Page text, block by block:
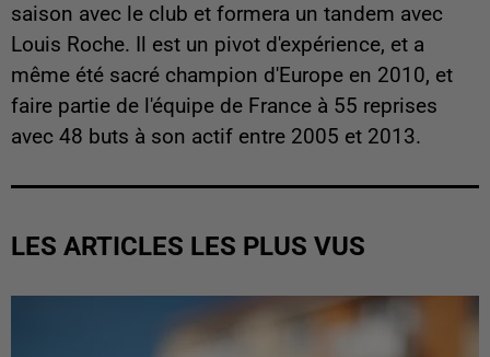
saison avec le club et formera un tandem avec
Louis Roche. Il est un pivot d'expérience, et a
même été sacré champion d'Europe en 2010, et
faire partie de l'équipe de France à 55 reprises
avec 48 buts à son actif entre 2005 et 2013.
LES ARTICLES LES PLUS VUS